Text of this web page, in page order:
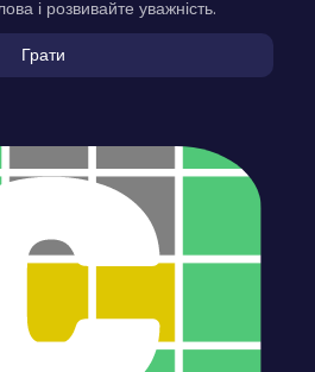
і розвивайте уважність.
Грати